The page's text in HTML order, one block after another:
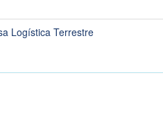
Logística Terrestre